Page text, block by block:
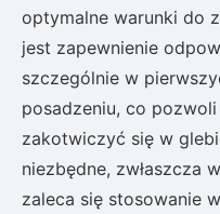
optymalne warunki do
jest zapewnienie
szczególnie w
posadzeniu, co
zakotwiczyć się w
niezbędne, zwłaszcza
zaleca się stosowanie